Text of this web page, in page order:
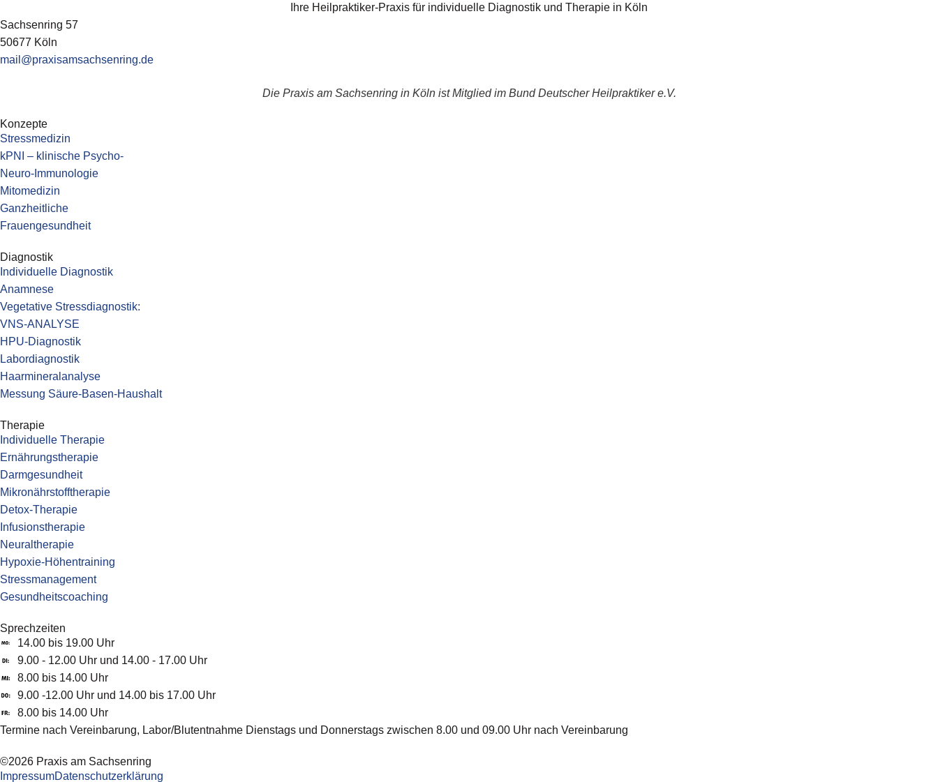
Ihre Heilpraktiker-Praxis für individuelle Diagnostik und Therapie in Köln
Sachsenring 57
50677 Köln
mail@praxisamsachsenring.de
Die Praxis am Sachsenring in Köln ist Mitglied im Bund Deutscher Heilpraktiker e.V.
Konzepte
Stressmedizin
kPNI – klinische Psycho-
Neuro-Immunologie
Mitomedizin
Ganzheitliche
Frauengesundheit
Diagnostik
Individuelle Diagnostik
Anamnese
Vegetative Stressdiagnostik:
VNS-ANALYSE
HPU-Diagnostik
Labordiagnostik
Haarmineralanalyse
Messung Säure-Basen-Haushalt
Therapie
Individuelle Therapie
Ernährungstherapie
Darmgesundheit
Mikronährstofftherapie
Detox-Therapie
Infusionstherapie
Neuraltherapie
Hypoxie-Höhentraining
Stressmanagement
Gesundheitscoaching
Sprechzeiten
14.00 bis 19.00 Uhr
9.00 - 12.00 Uhr und 14.00 - 17.00 Uhr
8.00 bis 14.00 Uhr
9.00 -12.00 Uhr und 14.00 bis 17.00 Uhr
8.00 bis 14.00 Uhr
Termine nach Vereinbarung, Labor/Blutentnahme Dienstags und Donnerstags zwischen 8.00 und 09.00 Uhr nach Vereinbarung
©2026 Praxis am Sachsenring
ImpressumDatenschutzerklärung